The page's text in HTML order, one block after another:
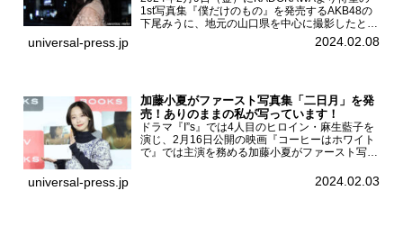
1st写真集『僕だけのもの』を発売するAKB48の
下尾みうに、地元の山口県を中心に撮影したとい
う今回の写真集についてインタビューをお願いし
た。1st写真集『僕だけのもの』を発売する
universal-press.jp 2024.02.08
加藤小夏がファースト写真集「二日月」を発
売！ありのままの私が写っています！
ドラマ『I”s』では4人目のヒロイン・麻生藍子を
演じ、2月16日公開の映画『コーヒーはホワイト
で』では主演を務める加藤小夏がファースト写真
記念イベントをHMV＆BOOKS SHIBUYAで開催
universal-press.jp 2024.02.03